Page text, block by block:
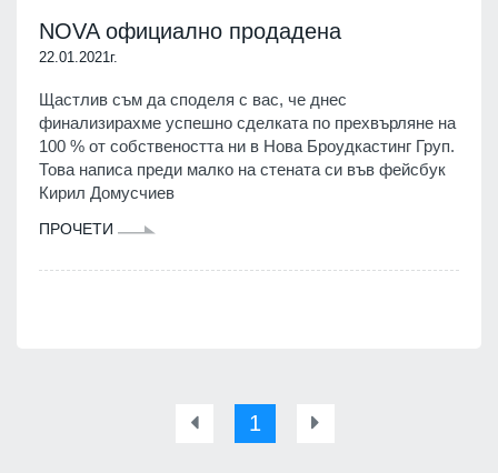
NOVA официално продадена
22.01.2021г.
Щастлив съм да споделя с вас, че днес
финализирахме успешно сделката по прехвърляне на
100 % от собствеността ни в Нова Броудкастинг Груп.
Това написа преди малко на стената си във фейсбук
Кирил Домусчиев
ПРОЧЕТИ
1